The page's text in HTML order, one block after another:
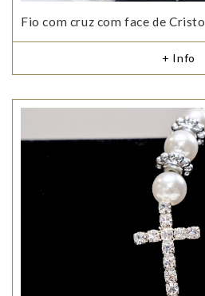
Fio com cruz com face de Cristo
+ Info